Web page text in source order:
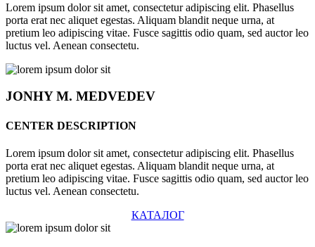
Lorem ipsum dolor sit amet, consectetur adipiscing elit. Phasellus
porta erat nec aliquet egestas. Aliquam blandit neque urna, at
pretium leo adipiscing vitae. Fusce sagittis odio quam, sed auctor leo
luctus vel. Aenean consectetu.
JONHYM. MEDVEDEV
CENTER DESCRIPTION
Lorem ipsum dolor sit amet, consectetur adipiscing elit. Phasellus
porta erat nec aliquet egestas. Aliquam blandit neque urna, at
pretium leo adipiscing vitae. Fusce sagittis odio quam, sed auctor leo
luctus vel. Aenean consectetu.
КАТАЛОГ